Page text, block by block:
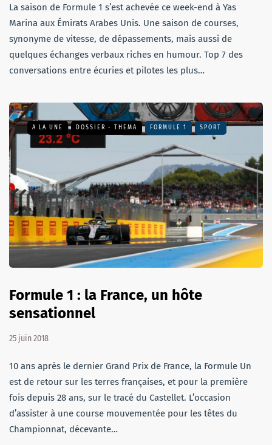
La saison de Formule 1 s’est achevée ce week-end à Yas
Marina aux Émirats Arabes Unis. Une saison de courses,
synonyme de vitesse, de dépassements, mais aussi de
quelques échanges verbaux riches en humour. Top 7 des
conversations entre écuries et pilotes les plus…
A LA UNE DOSSIER - THEMA FORMULE 1 SPORT
Formule 1 : la France, un hôte
sensationnel
25 juin 2018
10 ans après le dernier Grand Prix de France, la Formule Un
est de retour sur les terres françaises, et pour la première
fois depuis 28 ans, sur le tracé du Castellet. L’occasion
d’assister à une course mouvementée pour les têtes du
Championnat, décevante…